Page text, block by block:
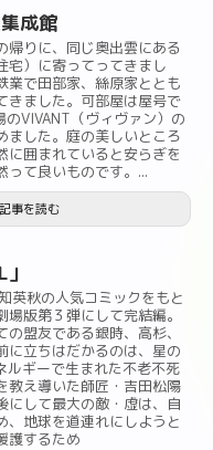
成館
りに、同じ奥出雲にある
宅）に寄ってってきまし
業で田部家、絲原家ととも
きました。可部屋は屋号で
VIVANT（ヴィヴァン）の
ました。庭の美しいところ
囲まれていると安らぎを
って良いものです。...
記事を読む
英秋の人気コミックをもと
版第３弾にして完結編。
盟友である銀時、高杉、
に立ちはだかるのは、星の
ルギーで生まれた不老不死
教え導いた師匠・吉田松陽
にして最大の敵・虚は、自
、地球を道連れにしようと
護するため